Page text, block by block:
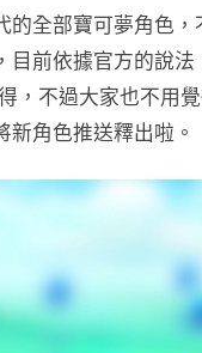
的全部寶可夢角色
目前依據官方的說
，不過大家也不用
角色推送釋出啦。